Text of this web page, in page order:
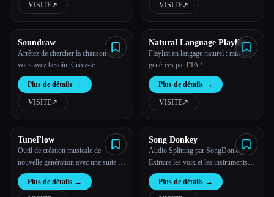
VISITE↗︎ VISITE↗︎
Soundraw
Arrêtez de chercher la chanson dont
vous avez besoin. Créez-le.
Plus de détails →
VISITE↗︎
Natural Language Playlist
Playlist en langage naturel : mixtapes
générées par l''IA !
Plus de détails →
VISITE↗︎
TuneFlow
Outil de création musicale de
nouvelle génération avec une suite de
superpouvoirs de l''IA
Plus de détails →
Song Donkey
Audio Splitting par SongDonkey -
Extraire les voix et les instruments
avec l''intelligence artificielle
Plus de détails →